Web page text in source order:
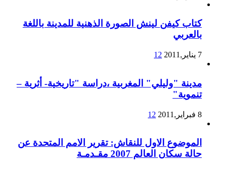
كتاب كيفن لينش الصورة الذهنية للمدينة باللغة
بالعربي
7 يناير,2011 12
مدينة "وليلي" المغربية ،دراسة "تاريخية- أثرية –
تنموية"
8 فبراير,2011 12
الموضوع الاول للنقاش: تقرير الامم المتحدة عن
حالة سكان العالم 2007 مقـدمـة